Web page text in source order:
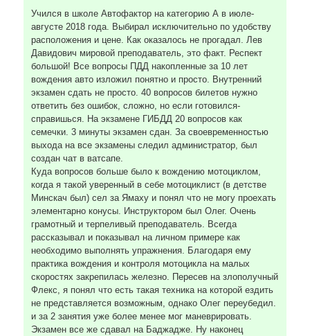
Учился в школе Автофактор на категорию А в июле-
августе 2018 года. Выбирал исключительно по удобству
расположения и цене. Как оказалось не прогадал. Лев
Давидович мировой преподаватель, это факт. Респект
большой! Все вопросы ПДД накопленные за 10 лет
вождения авто изложил понятно и просто. Внутренний
экзамен сдать не просто. 40 вопросов билетов нужно
ответить без ошибок, сложно, но если готовился-
справишься. На экзамене ГИБДД 20 вопросов как
семечки. 3 минуты экзамен сдан. За своевременностью
выхода на все экзамены следил администратор, был
создан чат в ватсапе.
Куда вопросов больше было к вождению мотоциклом,
когда я такой уверенный в себе мотоциклист (в детстве
Минскач был) сел за Ямаху и понял что не могу проехать
элементарно конусы. Инструктором был Олег. Очень
грамотный и терпеливый преподаватель. Всегда
рассказывал и показывал на личном примере как
необходимо выполнять упражнения. Благодаря ему
практика вождения и контроля мотоцикла на малых
скоростях закрепилась железно. Пересев на злополучный
Флекс, я понял что есть такая техника на которой ездить
не представляется возможным, однако Олег переубедил.
и за 2 занятия уже более менее мог маневрировать.
Экзамен все же сдавал на Баджадже. Ну наконец